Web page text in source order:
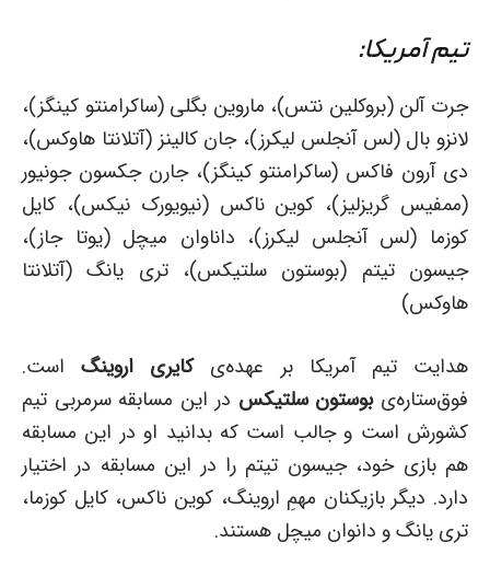
تیم آمریکا:
جرت آلن (بروکلین نتس)،‌ ماروین بگلی (ساکرامنتو کینگز)،
لانزو بال (لس آنجلس لیکرز)،‌ جان کالینز (آتلانتا هاوکس)،‌
دی آرون فاکس (ساکرامنتو کینگز)، جارن جکسون جونیور
(ممفیس گریزلیز)، کوین ناکس (نیویورک نیکس)، کایل
کوزما (لس آنجلس لیکرز)،‌ داناوان میچل (یوتا جاز)،
جیسون تیتم (بوستون سلتیکس)، تری یانگ (آتلانتا
هاوکس)
هدایت تیم آمریکا بر عهده‌یکایری اروینگاست.
فوق‌ستاره‌یبوستون سلتیکس در این مسابقه سرمربی تیم
کشورش است و جالب است که بدانید او در این مسابقه
هم بازی خود، جیسون تیتم را در این مسابقه در اختیار
دارد. دیگر بازیکنان مهمِ اروینگ،‌ کوین ناکس، کایل کوزما،‌
تری یانگ و دانوان میچل هستند.